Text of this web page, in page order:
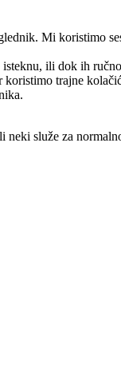
Mi koristimo
ili dok ih
trajne
služe za